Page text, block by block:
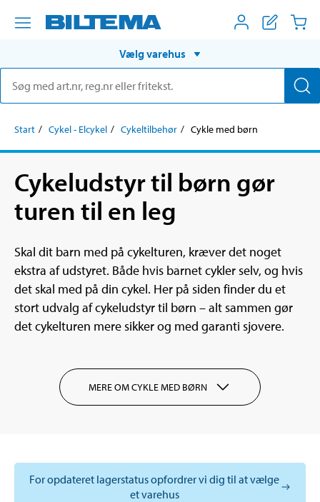
Vælg varehus
Start Cykel - Elcykel Cykeltilbehør Cykle med børn
Cykeludstyr til børn gør
turen til en leg
Skal dit barn med på cykelturen, kræver det noget
ekstra af udstyret. Både hvis barnet cykler selv, og hvis
det skal med på din cykel. Her på siden finder du et
stort udvalg af cykeludstyr til børn – alt sammen gør
det cykelturen mere sikker og med garanti sjovere.
MERE OM CYKLE MED BØRN
For opdateret lagerstatus opfordrer vi dig til at vælge
et varehus